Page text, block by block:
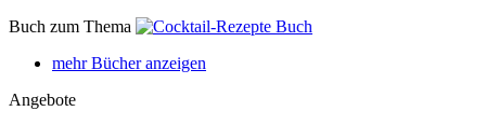
Buch zum Thema
mehr Bücher anzeigen
Angebote